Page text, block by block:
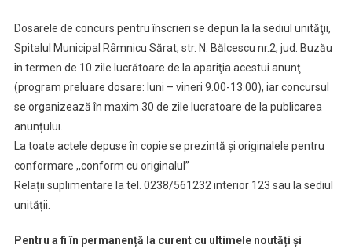
Dosarele de concurs pentru înscrieri se depun la la sediul unităţii,
Spitalul Municipal Râmnicu Sărat, str. N. Bălcescu nr.2, jud. Buzău
în termen de 10 zile lucrătoare de la apariţia acestui anunţ
(program preluare dosare: luni – vineri 9.00-13.00), iar concursul
se organizează în maxim 30 de zile lucratoare de la publicarea
anunțului.
La toate actele depuse în copie se prezintă și originalele pentru
conformare ,,conform cu originalul’’
Relații suplimentare la tel. 0238/561232 interior 123 sau la sediul
unității.
Pentru a fi în permanență la curent cu ultimele noutăți și